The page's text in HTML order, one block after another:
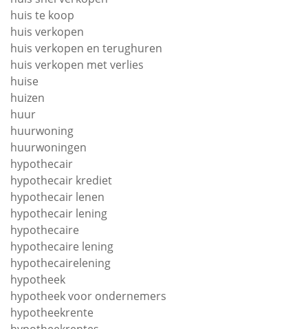
huis te koop
huis verkopen
huis verkopen en terughuren
huis verkopen met verlies
huise
huizen
huur
huurwoning
huurwoningen
hypothecair
hypothecair krediet
hypothecair lenen
hypothecair lening
hypothecaire
hypothecaire lening
hypothecairelening
hypotheek
hypotheek voor ondernemers
hypotheekrente